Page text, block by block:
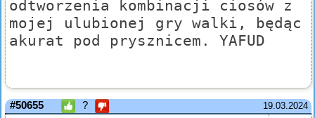
odtworzenia kombinacji ciosów z
mojej ulubionej gry walki, będąc
akurat pod prysznicem. YAFUD
19.03.2024
#50655 ?